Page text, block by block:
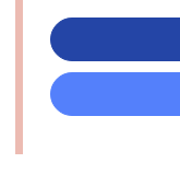
на рейтингов...